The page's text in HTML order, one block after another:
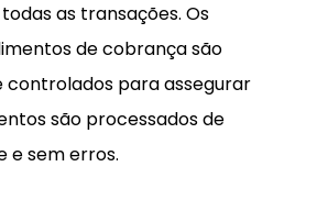
as transações. Os
de cobrança são
controlados para assegurar
são processados de
e sem erros.